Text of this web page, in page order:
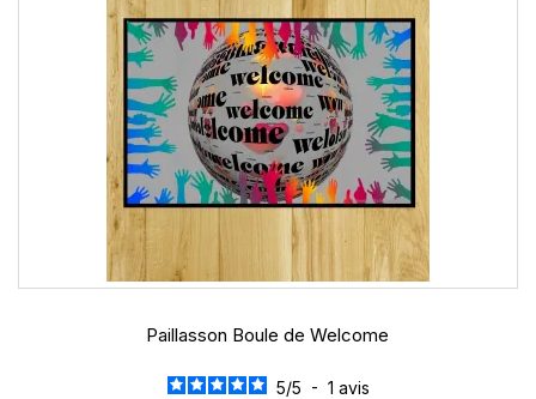
Paillasson Boule de Welcome
5/5 - 1 avis